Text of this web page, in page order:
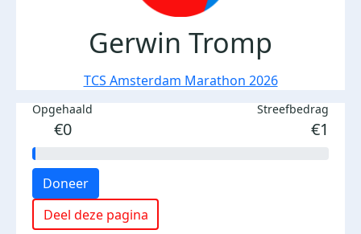
Gerwin Tromp
TCS Amsterdam Marathon 2026
Opgehaald
€0
Streefbedrag
€1
Doneer
Deel deze pagina